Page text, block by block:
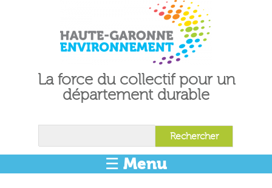
La force du collectif pour un
département durable
☰ Menu